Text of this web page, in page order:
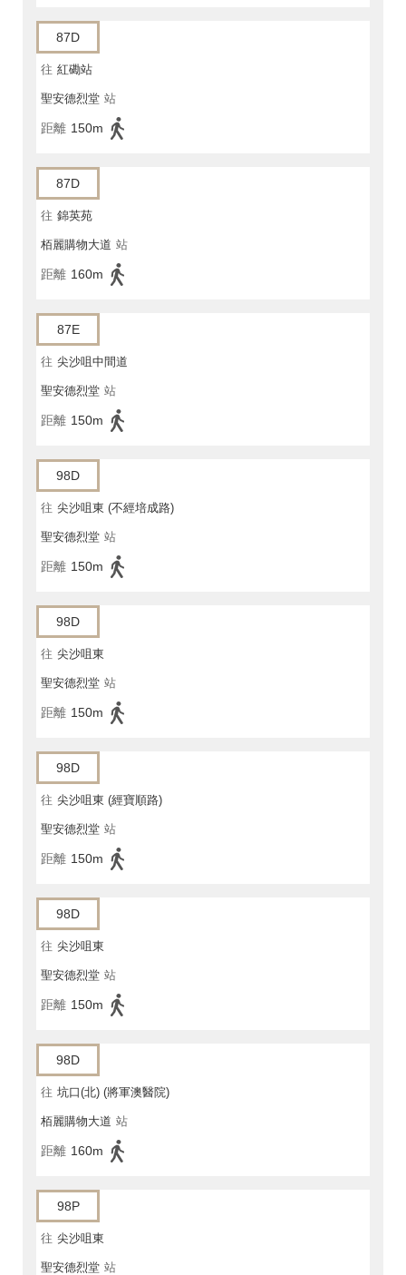
87D
往 紅磡站
聖安德烈堂 站
距離 150m
87D
往 錦英苑
栢麗購物大道 站
距離 160m
87E
往 尖沙咀中間道
聖安德烈堂 站
距離 150m
98D
往 尖沙咀東 (不經培成路)
聖安德烈堂 站
距離 150m
98D
往 尖沙咀東
聖安德烈堂 站
距離 150m
98D
往 尖沙咀東 (經寶順路)
聖安德烈堂 站
距離 150m
98D
往 尖沙咀東
聖安德烈堂 站
距離 150m
98D
往 坑口(北) (將軍澳醫院)
栢麗購物大道 站
距離 160m
98P
往 尖沙咀東
聖安德烈堂 站